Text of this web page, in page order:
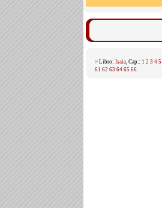
> Libro: Isaia, Cap.: 1 2 3 4 5
61 62 63 64 65 66